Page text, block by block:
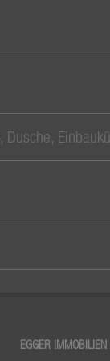
Dusche
EGGER IMMOBILIEN